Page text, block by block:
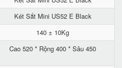
Két Sắt Mini US52 E Black
140 ± 10Kg
Cao 520 * Rộng 400 * Sâu 450